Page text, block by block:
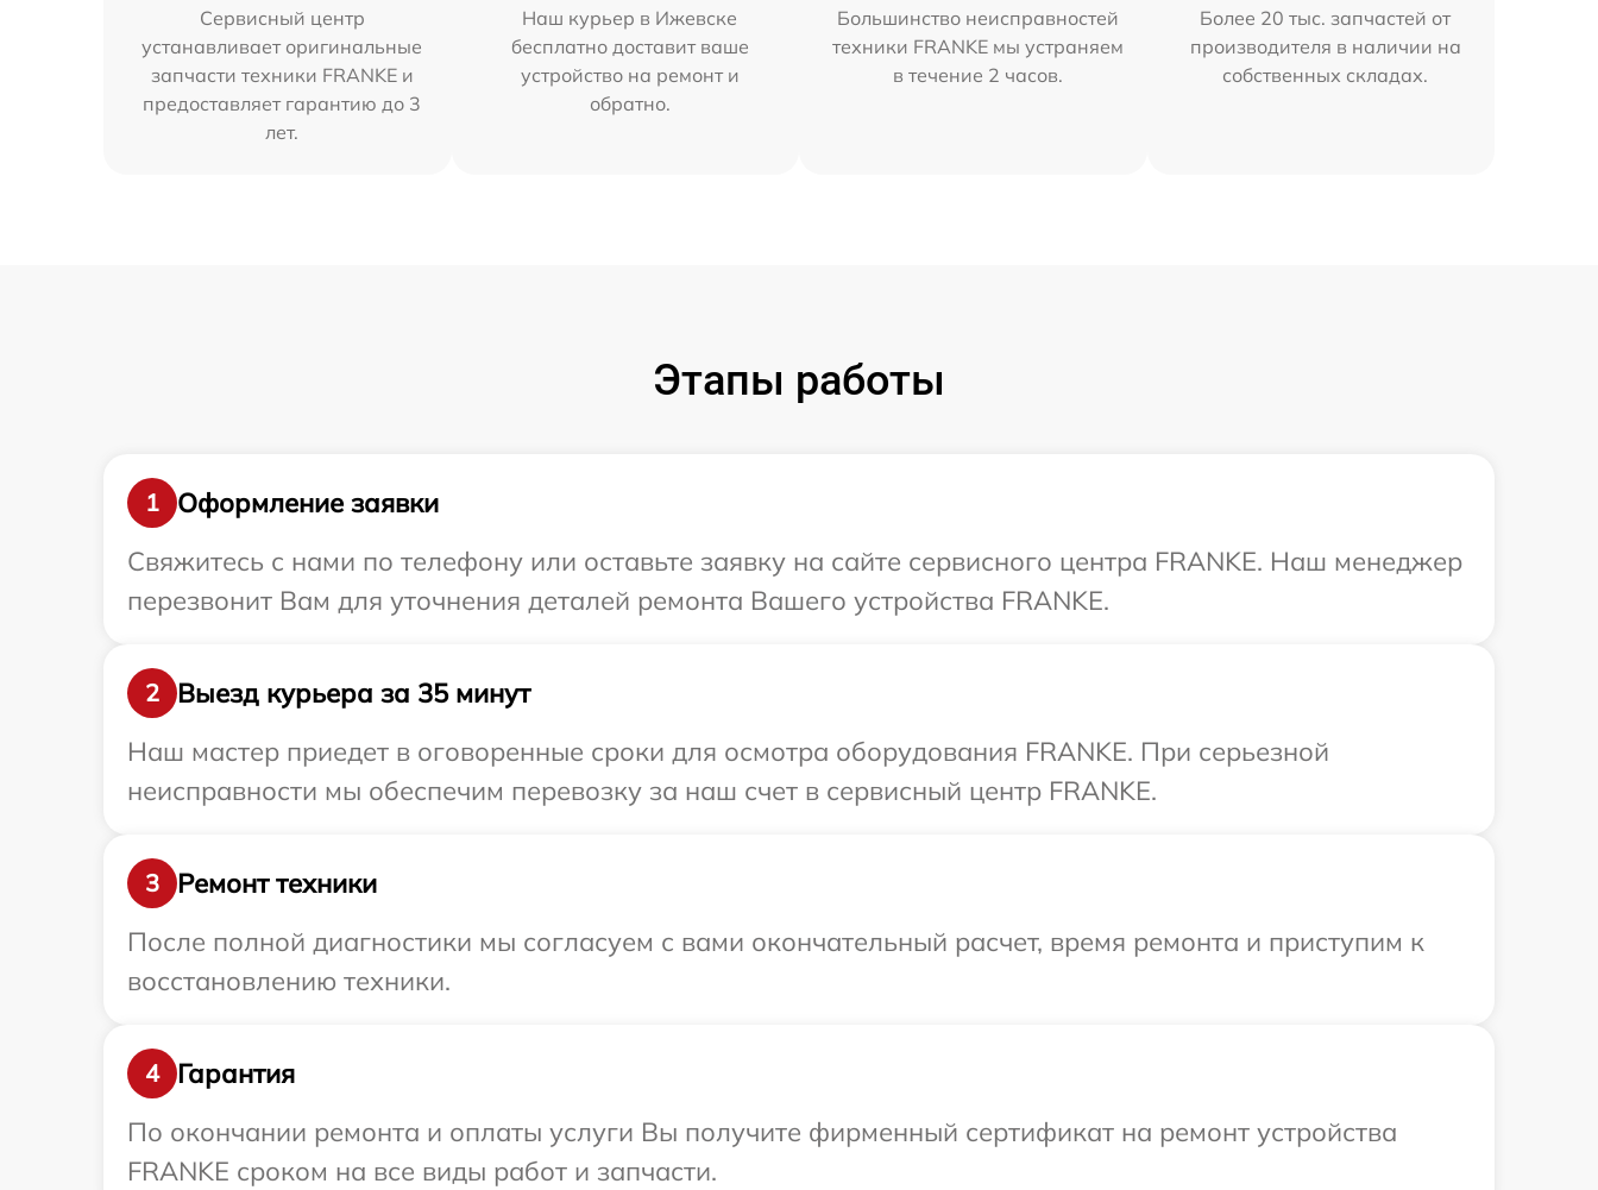
Сервисный центр
устанавливает оригинальные
запчасти техники FRANKE и
предоставляет гарантию до 3
лет.
Наш курьер в Ижевске
бесплатно доставит ваше
устройство на ремонт и
обратно.
Большинство неисправностей
техники FRANKE мы устраняем
в течение 2 часов.
Более 20 тыс. запчастей от
производителя в наличии на
собственных складах.
Этапы работы
1
Оформление заявки
Свяжитесь с нами по телефону или оставьте заявку на сайте сервисного центра FRANKE. Наш менеджер
перезвонит Вам для уточнения деталей ремонта Вашего устройства FRANKE.
2
Выезд курьера за 35 минут
Наш мастер приедет в оговоренные сроки для осмотра оборудования FRANKE. При серьезной
неисправности мы обеспечим перевозку за наш счет в сервисный центр FRANKE.
3
Ремонт техники
После полной диагностики мы согласуем с вами окончательный расчет, время ремонта и приступим к
восстановлению техники.
4
Гарантия
По окончании ремонта и оплаты услуги Вы получите фирменный сертификат на ремонт устройства
FRANKE сроком на все виды работ и запчасти.